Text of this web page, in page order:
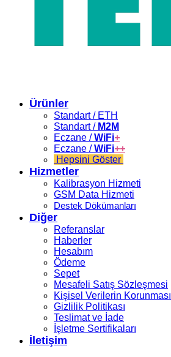
Ürünler
Standart / ETH
Standart / M2M
Eczane /WiFi+
Eczane /WiFi++
Hepsini Göster
Hizmetler
Kalibrasyon Hizmeti
GSM Data Hizmeti
Destek Dökümanları
Diğer
Referanslar
Haberler
Hesabım
Ödeme
Sepet
Mesafeli Satış Sözleşmesi
Kişisel Verilerin Korunması
Gizlilik Politikası
Teslimat ve İade
İşletme Sertifikaları
İletişim